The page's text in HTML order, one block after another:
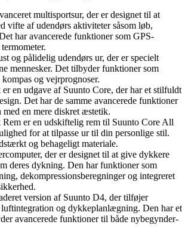
multisportsur, der er designet til at
vifte af udendørs aktiviteter såsom løb,
har avancerede funktioner som GPS-
og pålidelig udendørs ur, der er specielt
mennesker. Det tilbyder funktioner som
og vejrprognoser.
en udgave af Suunto Core, der har et stilfuldt
Det har de samme avancerede funktioner
med en mere diskret æstetik.
er en udskiftelig rem til Suunto Core All
for at tilpasse ur til din personlige stil.
og behageligt materiale.
der er designet til at give dykkere
deres dykning. Den har funktioner som
dekompressionsberegninger og integreret
version af Suunto D4, der tilføjer
og dykkeplanlægning. Den har et
avancerede funktioner til både nybegynder-